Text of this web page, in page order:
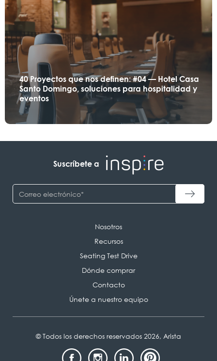
40 Proyectos que nos definen: #04 — Hotel Casa
Santo Domingo, soluciones para hospitalidad y
eventos
Suscríbete a
Nosotros
Recursos
Seating Test Drive
Dónde comprar
Contacto
Únete a nuestro equipo
© Todos los derechos reservados 2026, Arista